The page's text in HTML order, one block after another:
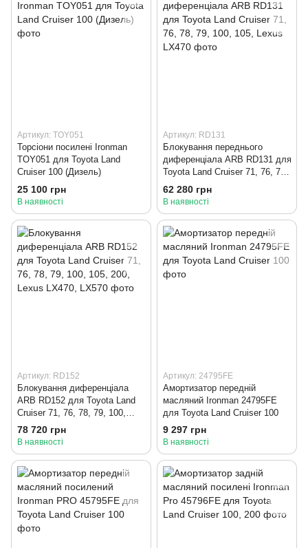
Артикул: TOY051
Торсіони посилені Ironman
TOY051 для Toyota Land
Cruiser 100 (Дизель)
25 100 грн
В наявності
Артикул: RD131
Блокування переднього
диференціала ARB RD131 для
Toyota Land Cruiser 71, 76, 78,
79, 100, 105, Lexus LX470
62 280 грн
В наявності
Артикул: RD152
Блокування диференціала
ARB RD152 для Toyota Land
Cruiser 71, 76, 78, 79, 100,
105, 200, Lexus LX470, LX570
78 720 грн
В наявності
Артикул: 24795FE
Амортизатор передній
масляний Ironman 24795FE
для Toyota Land Cruiser 100
9 297 грн
В наявності